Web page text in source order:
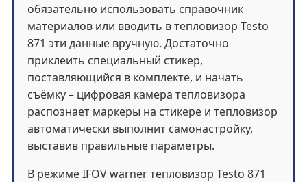
обязательно использовать справочник
материалов или вводить в тепловизор Testo
871 эти данные вручную. Достаточно
приклеить специальный стикер,
поставляющийся в комплекте, и начать
съёмку – цифровая камера тепловизора
распознает маркеры на стикере и тепловизор
автоматически выполнит самонастройку,
выставив правильные параметры.
В режиме IFOV warner тепловизор Testo 871